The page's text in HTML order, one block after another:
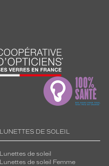
LUNETTES DE SOLEIL
Lunettes de soleil
Lunettes de soleil Femme